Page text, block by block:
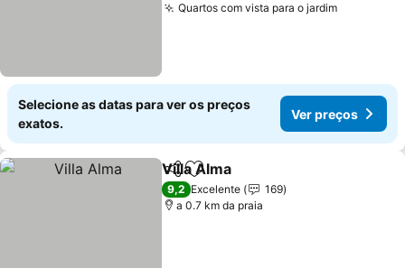
Quartos com vista para o jardim
Selecione as datas para ver os preços
exatos.
Ver preços
PartilharAdicionar aos favoritos
Villa Alma
9,2 Excelente
169
a 0.7 km da praia